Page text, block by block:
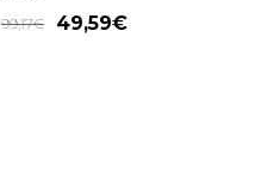
99,17€ 49,59€